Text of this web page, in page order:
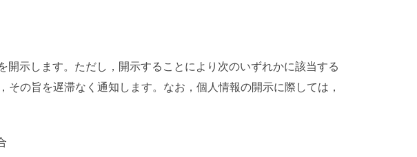
示します。ただし，開示することにより次のいずれかに該当する
の旨を遅滞なく通知します。なお，個人情報の開示に際しては，